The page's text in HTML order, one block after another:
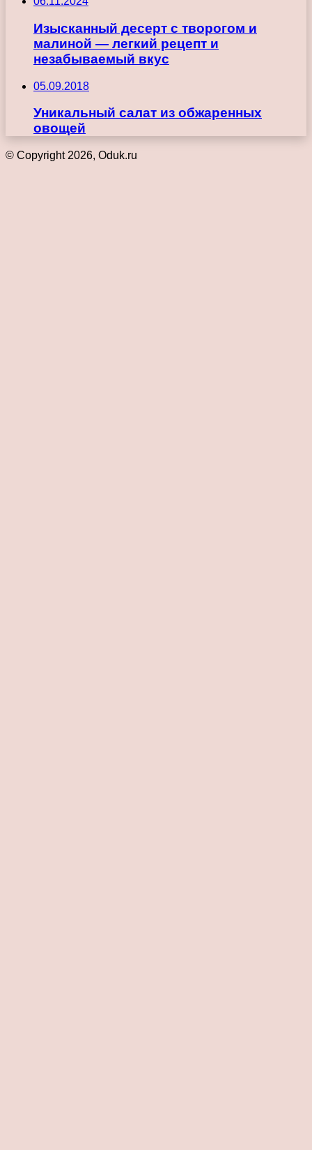
Изысканный десерт с творогом и
малиной — легкий рецепт и
незабываемый вкус
05.09.2018
Уникальный салат из обжаренных
овощей
© Copyright 2026, Oduk.ru